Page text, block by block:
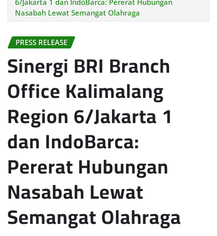
6/Jakarta 1 dan IndoBarca: Pererat Hubungan
Nasabah Lewat Semangat Olahraga
PRESS RELEASE
Sinergi BRI Branch
Office Kalimalang
Region 6/Jakarta 1
dan IndoBarca:
Pererat Hubungan
Nasabah Lewat
Semangat Olahraga